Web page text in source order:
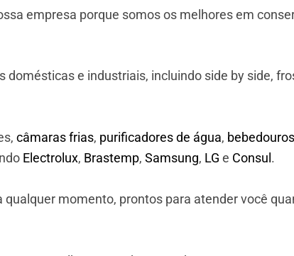
empresa porque somos os melhores em
e industriais, incluindo side by side,
câmaras frias, purificadores de água, bebedouros
Electrolux, Brastemp, Samsung, LG e Consul .
momento, prontos para atender você